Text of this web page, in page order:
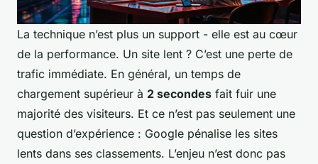
La technique n’est plus un support - elle est au cœur
de la performance. Un site lent ? C’est une perte de
trafic immédiate. En général, un temps de
chargement supérieur à 2 secondes fait fuir une
majorité des visiteurs. Et ce n’est pas seulement une
question d’expérience : Google pénalise les sites
lents dans ses classements. L’enjeu n’est donc pas